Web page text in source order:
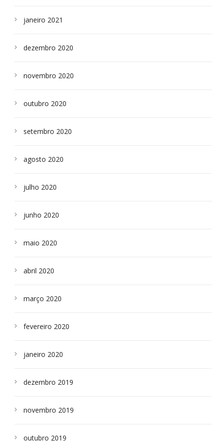
janeiro 2021
dezembro 2020
novembro 2020
outubro 2020
setembro 2020
agosto 2020
julho 2020
junho 2020
maio 2020
abril 2020
março 2020
fevereiro 2020
janeiro 2020
dezembro 2019
novembro 2019
outubro 2019